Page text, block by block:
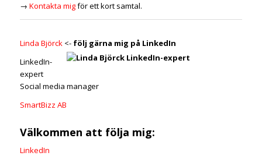
→ Kontakta migför ett kort samtal.
Linda Björck <- följ gärna mig på LinkedIn
LinkedIn-
expert
Social media manager
SmartBizz AB
Välkommen att följa mig:
LinkedIn